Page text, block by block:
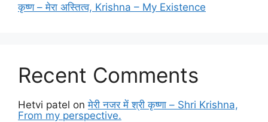
कृष्ण – मेरा अस्तित्व, Krishna – My Existence
Recent Comments
Hetvi patel onमेरी नजर में श्री कृष्णा – Shri Krishna,
From my perspective.